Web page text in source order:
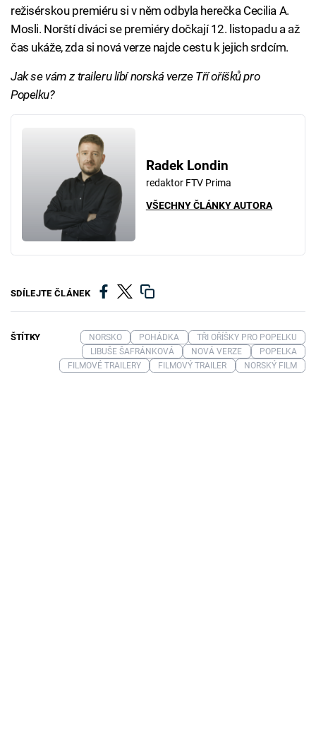
režisérskou premiéru si v něm odbyla herečka Cecilia A.
Mosli. Norští diváci se premiéry dočkají 12. listopadu a až
čas ukáže, zda si nová verze najde cestu k jejich srdcím.
Jak se vám z traileru líbí norská verze Tří oříšků pro
Popelku?
Radek Londin
redaktor FTV Prima
VŠECHNY ČLÁNKY AUTORA
SDÍLEJTE ČLÁNEK
ŠTÍTKY NORSKO POHÁDKA
TŘI OŘÍŠKY PRO POPELKU
LIBUŠE ŠAFRÁNKOVÁ
NOVÁ VERZE
POPELKA
FILMOVÉ TRAILERY
FILMOVÝ TRAILER NORSKÝ FILM